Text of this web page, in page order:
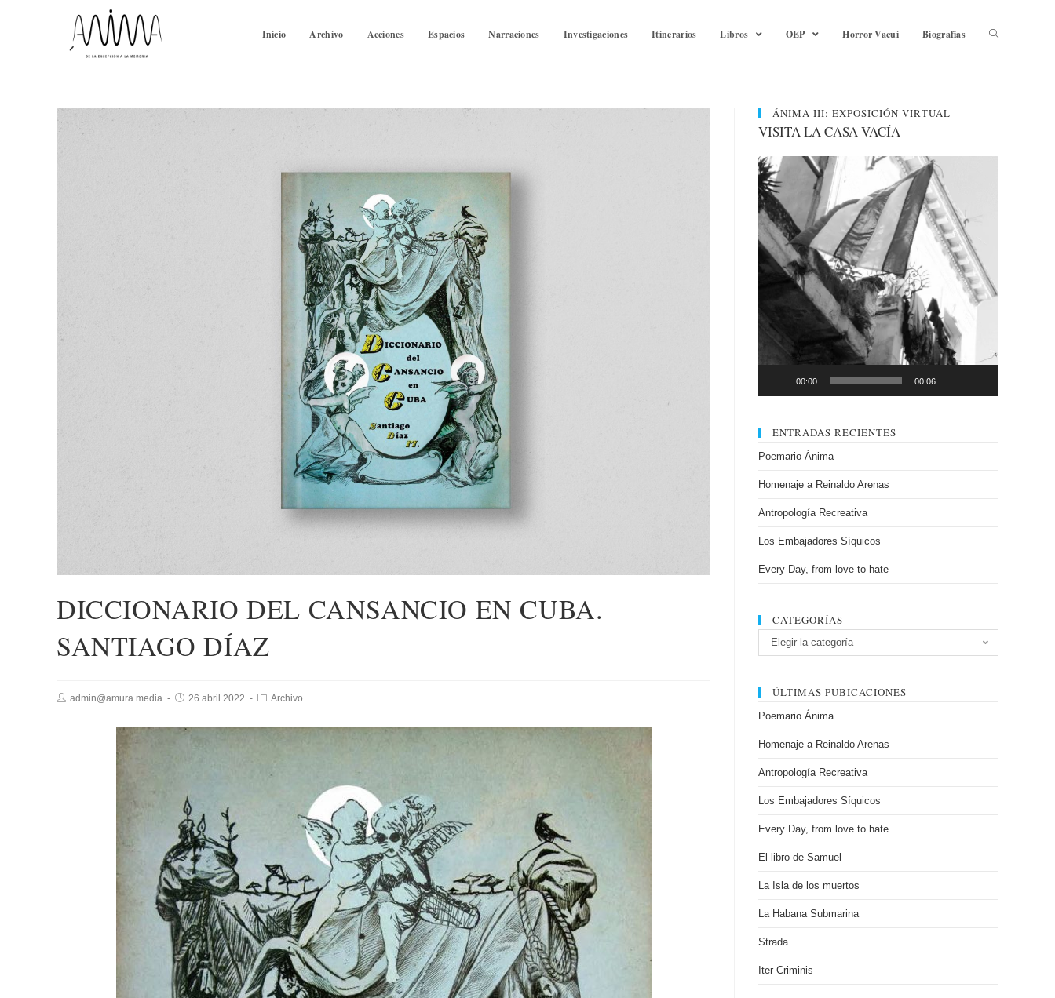
Inicio Archivo Acciones Espacios Narraciones Investigaciones Itinerarios Libros OEP Horror Vacui Biografías
DICCIONARIO DEL CANSANCIO EN CUBA.
SANTIAGO DÍAZ
admin@amura.media 26 abril 2022 Archivo
ÁNIMA III: EXPOSICIÓN VIRTUAL
VISITA LA CASA VACÍA
Reproductor
de
vídeo
00:00 00:06
ENTRADAS RECIENTES
Poemario Ánima
Homenaje a Reinaldo Arenas
Antropología Recreativa
Los Embajadores Síquicos
Every Day, from love to hate
CATEGORÍAS
Categorías
Elegir la categoría
ÚLTIMAS PUBICACIONES
Poemario Ánima
Homenaje a Reinaldo Arenas
Antropología Recreativa
Los Embajadores Síquicos
Every Day, from love to hate
El libro de Samuel
La Isla de los muertos
La Habana Submarina
Strada
Iter Criminis